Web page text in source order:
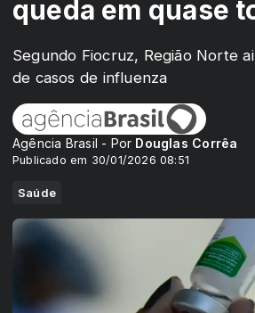
queda em quase
Segundo Fiocruz, Região Norte
de casos de influenza
Agência Brasil - Por Douglas Corrêa
Publicado em 30/01/2026 08:51
Saúde